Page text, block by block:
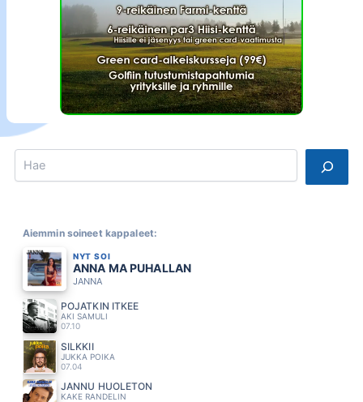
Search
Aiemmin soineet kappaleet:
NYT SOI
ANNA MA PUHALLAN
JANNA
POJATKIN ITKEE
AKI SAMULI
07.10
SILKKII
JUKKA POIKA
07.04
JANNU HUOLETON
KAKE RANDELIN